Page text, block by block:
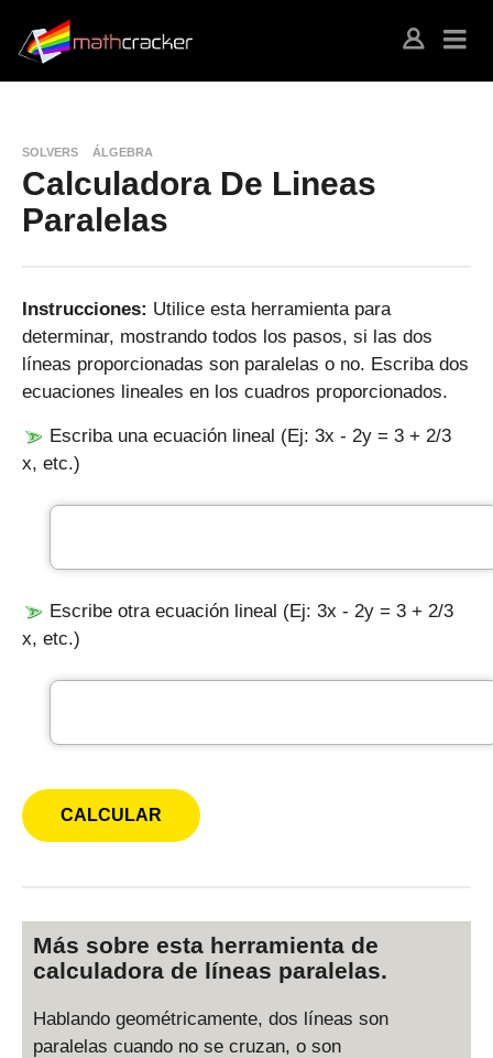
SOLVERS ÁLGEBRA
Calculadora De Lineas
Paralelas
Instrucciones: Utilice esta herramienta para
determinar, mostrando todos los pasos, si las dos
líneas proporcionadas son paralelas o no. Escriba dos
ecuaciones lineales en los cuadros proporcionados.
Escriba una ecuación lineal (Ej: 3x - 2y = 3 + 2/3
x, etc.)
Escribe otra ecuación lineal (Ej: 3x - 2y = 3 + 2/3
x, etc.)
Más sobre esta herramienta de
calculadora de líneas paralelas.
Hablando geométricamente, dos líneas son
paralelas cuando no se cruzan, o son